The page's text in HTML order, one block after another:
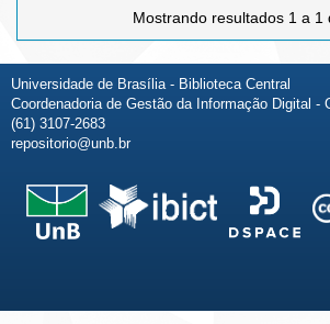
Mostrando resultados 1 a 1
Universidade de Brasília - Biblioteca Central
Coordenadoria de Gestão da Informação Digital -
(61) 3107-2683
repositorio@unb.br